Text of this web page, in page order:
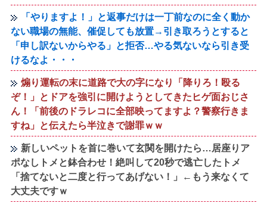
「やりますよ！」と返事だけは一丁前なのに全く動か
ない職場の無能、催促しても放置→引き取ろうとすると
「申し訳ないからやる」と拒否…やる気ないなら引き受
けるなよ・・・
煽り運転の末に道路で大の字になり「降りろ！殴る
ぞ！」とドアを強引に開けようとしてきたヒゲ面おじさ
ん！「前後のドラレコに全部映ってますよ？警察行きま
すね」と伝えたら半泣きで謝罪ｗｗ
新しいペットを首に巻いて玄関を開けたら…居座りア
ポなしトメと鉢合わせ！絶叫して20秒で逃亡したトメ
「捨てないと二度と行ってあげない！」←もう来なくて
大丈夫ですｗ